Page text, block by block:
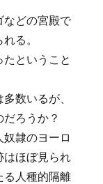
などの宮殿で
る。
ということ
数いるが、
ろうか？
隷のヨーロ
はほぼ見られ
る人種的隔離